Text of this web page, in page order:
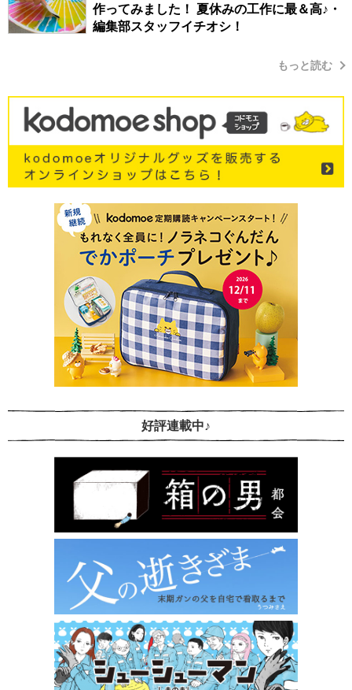
作ってみました！ 夏休みの工作に最＆高♪・
編集部スタッフイチオシ！
もっと読む
好評連載中♪